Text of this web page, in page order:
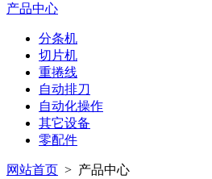
产品中心
分条机
切片机
重捲线
自动排刀
自动化操作
其它设备
零配件
网站首页 > 产品中心